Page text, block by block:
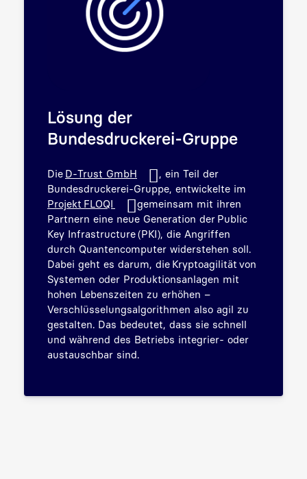
Lösung der
Bundesdruckerei-Gruppe
Die D-Trust GmbH
, ein Teil der
Bundesdruckerei-Gruppe, entwickelte im
Projekt FLOQI
gemeinsam mit ihren
Partnern eine neue Generation der Public
Key Infrastructure (PKI), die Angriffen
durch Quantencomputer widerstehen soll.
Dabei geht es darum, die Kryptoagilität von
Systemen oder Produktionsanlagen mit
hohen Lebenszeiten zu erhöhen –
Verschlüsselungsalgorithmen also agil zu
gestalten. Das bedeutet, dass sie schnell
und während des Betriebs integrier- oder
austauschbar sind.